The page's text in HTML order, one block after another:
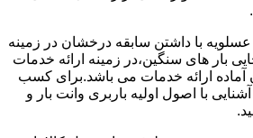
عسلویه با داشتن سابقه درخشان در زمینه
بار های سنگین،در زمینه ارائه خدمات
ارائه خدمات می باشد.برای کسب
با اصول اولیه باربری وانت بار و